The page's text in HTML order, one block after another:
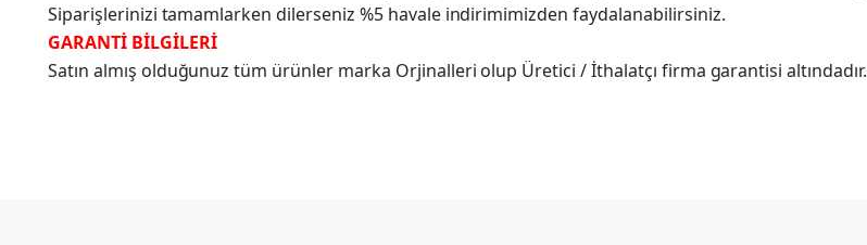
Siparişlerinizi tamamlarken dilerseniz %5 havale indirimimizden faydalanabilirsiniz.
GARANTİ BİLGİLERİ
Satın almış olduğunuz tüm ürünler marka Orjinalleri olup Üretici / İthalatçı firma garantisi altındadır.